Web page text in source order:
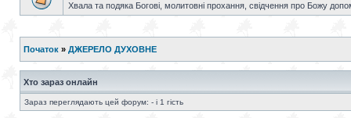
Хвала та подяка Богові, молитовні прохання, свідчення про Божу
Початок » ДЖЕРЕЛО ДУХОВНЕ
Хто зараз онлайн
Зараз переглядають цей форум: - і 1 гість